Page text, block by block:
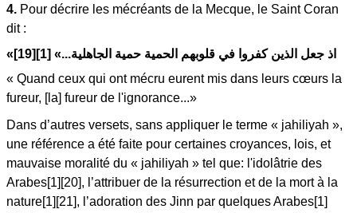
4. Pour décrire les mécréants de la Mecque, le Saint Coran
dit :
«اذ جعل الذين كفروا في قلوبهم الحمية حمية الجاهلية...» [1][19]
« Quand ceux qui ont mécru eurent mis dans leurs cœurs la
fureur, [la] fureur de l'ignorance...»
Dans d’autres versets, sans appliquer le terme « jahiliyah »,
une référence a été faite pour certaines croyances, lois, et
mauvaise moralité du « jahiliyah » tel que: l'idolâtrie des
Arabes[1][20], l’attribuer de la résurrection et de la mort à la
nature[1][21], l’adoration des Jinn par quelques Arabes[1]